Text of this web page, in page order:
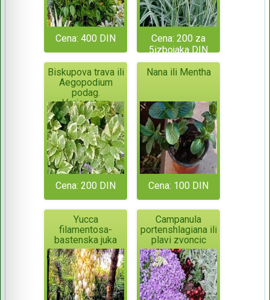
Cena: 400 DIN
Cena: 200 za
5izbojaka DIN
Biskupova trava ili
Aegopodium
podag.
Variegatum
Cena: 200 DIN
Nana ili Mentha
Cena: 100 DIN
Yucca
filamentosa-
bastenska juka
Campanula
portenshlagiana ili
plavi zvoncic